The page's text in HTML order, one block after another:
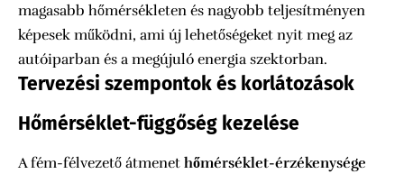
magasabb hőmérsékleten és nagyobb teljesítményen
képesek működni, ami új lehetőségeket nyit meg az
autóiparban és a megújuló energia szektorban.
Tervezési szempontok és korlátozások
Hőmérséklet-függőség kezelése
A fém-félvezető átmenet hőmérséklet-érzékenysége